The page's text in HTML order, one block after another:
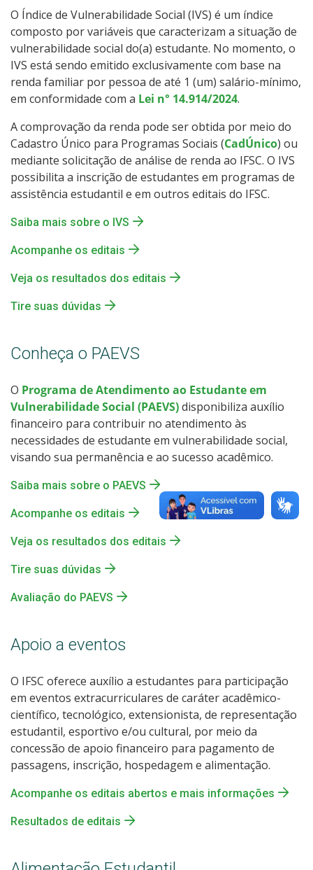
O Índice de Vulnerabilidade Social (IVS) é um índice
composto por variáveis que caracterizam a situação de
vulnerabilidade social do(a) estudante. No momento, o
IVS está sendo emitido exclusivamente com base na
renda familiar por pessoa de até 1 (um) salário-mínimo,
em conformidade com a Lei n° 14.914/2024.
A comprovação da renda pode ser obtida por meio do
Cadastro Único para Programas Sociais (CadÚnico) ou
mediante solicitação de análise de renda ao IFSC. O IVS
possibilita a inscrição de estudantes em programas de
assistência estudantil e em outros editais do IFSC.
Saiba mais sobre o IVS
Acompanhe os editais
Veja os resultados dos editais
Tire suas dúvidas
Conheça o PAEVS
O Programa de Atendimento ao Estudante em
Vulnerabilidade Social (PAEVS)disponibiliza auxílio
financeiro para contribuir no atendimento às
necessidades de estudante em vulnerabilidade social,
visando sua permanência e ao sucesso acadêmico.
Saiba mais sobre o PAEVS
Acompanhe os editais
Veja os resultados dos editais
Tire suas dúvidas
Avaliação do PAEVS
Apoio a eventos
O IFSC oferece auxílio a estudantes para participação
em eventos extracurriculares de caráter acadêmico-
científico, tecnológico, extensionista, de representação
estudantil, esportivo e/ou cultural, por meio da
concessão de apoio financeiro para pagamento de
passagens, inscrição, hospedagem e alimentação.
Acompanhe os editais abertos e mais informações
Resultados de editais